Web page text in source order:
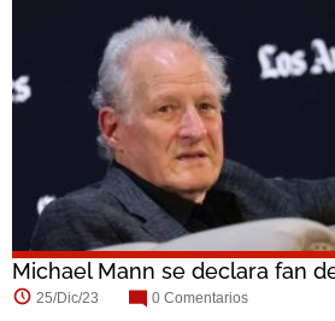
Michael Mann se declara fan
25/Dic/23 0 Comentarios